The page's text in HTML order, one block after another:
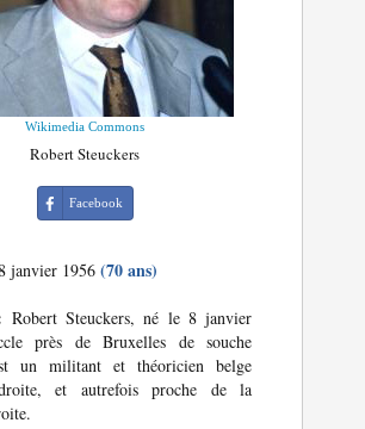
Wikimedia Commons
Robert Steuckers
Facebook
janvier 1956(70 ans)
Robert Steuckers, né le 8 janvier
près de Bruxelles de souche
un militant et théoricien belge
et autrefois proche de la